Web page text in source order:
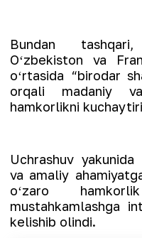
Bundan
Oʻzbekiston va
oʻrtasida “birodar
orqali madaniy
hamkorlikni
Uchrashuv
va amaliy
oʻzaro
mustahkamlashga
kelishib olindi.